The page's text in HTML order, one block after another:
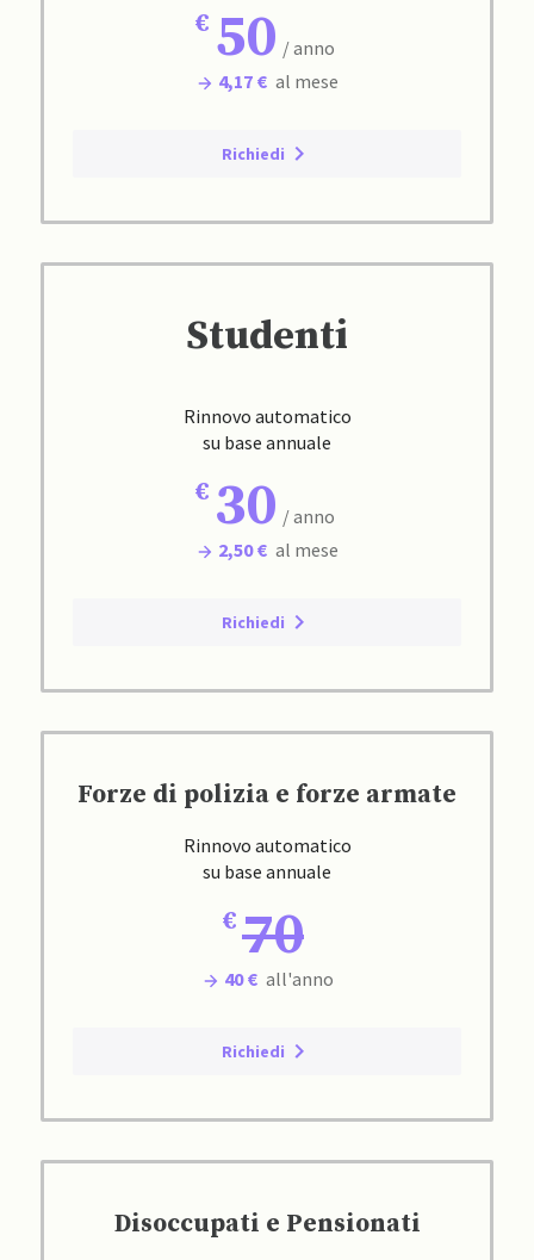
50 / anno
4,17 € al mese
Richiedi
Studenti
Rinnovo automatico
su base annuale
30 / anno
2,50 € al mese
Richiedi
Forze di polizia e forze armate
Rinnovo automatico
su base annuale
70
40 € all'anno
Richiedi
Disoccupati e Pensionati